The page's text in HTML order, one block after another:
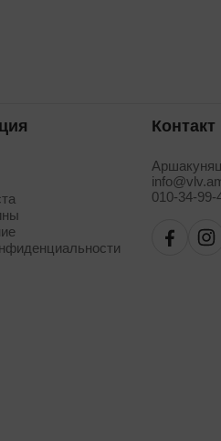
Контакт
010-34-99-